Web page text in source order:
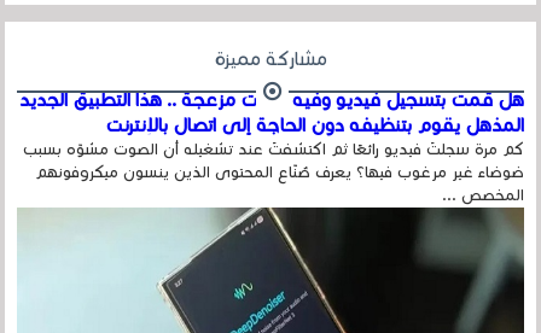
مشاركة مميزة
هل قمت بتسجيل فيديو وفيه أصوت مزعجة .. هذا التطبيق الجديد
المذهل يقوم بتنظيفه دون الحاجة إلى اتصال بالإنترنت
كم مرة سجلتَ فيديو رائعًا ثم اكتشفتَ عند تشغيله أن الصوت مشوّه بسبب
ضوضاء غير مرغوب فيها؟ يعرف صُنّاع المحتوى الذين ينسون ميكروفونهم
المخصص ...